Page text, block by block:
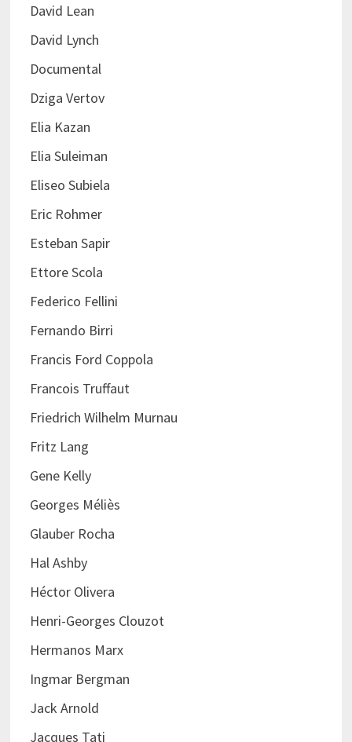
David Lean
David Lynch
Documental
Dziga Vertov
Elia Kazan
Elia Suleiman
Eliseo Subiela
Eric Rohmer
Esteban Sapir
Ettore Scola
Federico Fellini
Fernando Birri
Francis Ford Coppola
Francois Truffaut
Friedrich Wilhelm Murnau
Fritz Lang
Gene Kelly
Georges Méliès
Glauber Rocha
Hal Ashby
Héctor Olivera
Henri-Georges Clouzot
Hermanos Marx
Ingmar Bergman
Jack Arnold
Jacques Tati